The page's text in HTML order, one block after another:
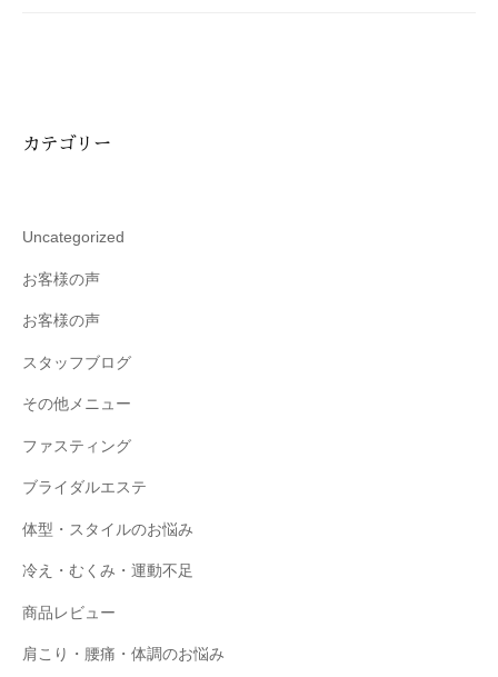
カテゴリー
Uncategorized
お客様の声
お客様の声
スタッフブログ
その他メニュー
ファスティング
ブライダルエステ
体型・スタイルのお悩み
冷え・むくみ・運動不足
商品レビュー
肩こり・腰痛・体調のお悩み